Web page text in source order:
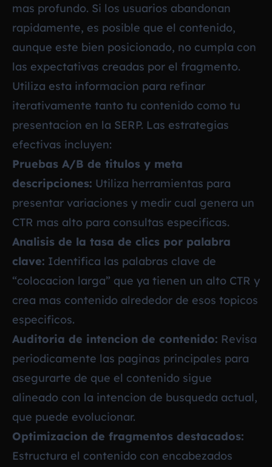
mas profundo. Si los usuarios abandonan
rapidamente, es posible que el contenido,
aunque este bien posicionado, no cumpla con
las expectativas creadas por el fragmento.
Utiliza esta informacion para refinar
iterativamente tanto tu contenido como tu
presentacion en la SERP. Las estrategias
efectivas incluyen:
Pruebas A/B de titulos y meta
descripciones: Utiliza herramientas para
presentar variaciones y medir cual genera un
CTR mas alto para consultas especificas.
Analisis de la tasa de clics por palabra
clave: Identifica las palabras clave de
“colocacion larga” que ya tienen un alto CTR y
crea mas contenido alrededor de esos topicos
especificos.
Auditoria de intencion de contenido: Revisa
periodicamente las paginas principales para
asegurarte de que el contenido sigue
alineado con la intencion de busqueda actual,
que puede evolucionar.
Optimizacion de fragmentos destacados:
Estructura el contenido con encabezados